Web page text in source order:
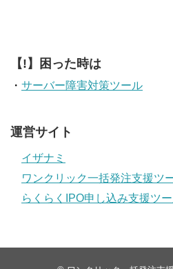
【!】困った時は
・ サーバー障害対策ツール
運営サイト
イザナミ
ワンクリック一括発注支援ツ
らくらくIPO申し込み支援ツ